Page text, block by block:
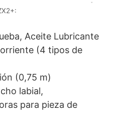
Aceite Lubricante
(4 tipos de
(0,75 m)
labial,
para pieza de